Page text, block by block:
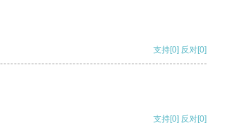
支持[0] 反对[0]
支持[0] 反对[0]